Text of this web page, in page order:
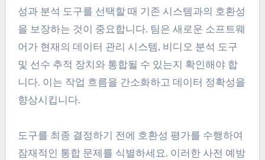
성과 분석 도구를 선택할 때 기존 시스템과의 호환성
을 보장하는 것이 중요합니다. 팀은 새로운 소프트웨
어가 현재의 데이터 관리 시스템, 비디오 분석 도구
및 선수 추적 장치와 통합될 수 있는지 확인해야 합
니다. 이는 작업 흐름을 간소화하고 데이터 정확성을
향상시킵니다.
도구를 최종 결정하기 전에 호환성 평가를 수행하여
잠재적인 통합 문제를 식별하세요. 이러한 사전 예방